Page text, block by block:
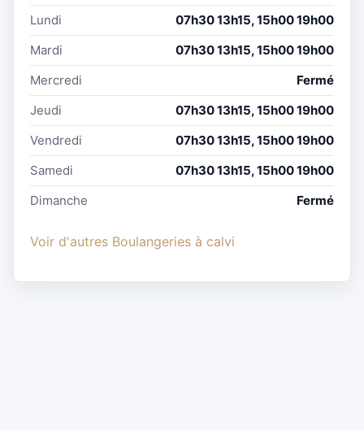
Lundi
07h30 13h15, 15h00 19h00
Mardi
07h30 13h15, 15h00 19h00
Mercredi
Fermé
Jeudi
07h30 13h15, 15h00 19h00
Vendredi
07h30 13h15, 15h00 19h00
Samedi
07h30 13h15, 15h00 19h00
Dimanche
Fermé
Voir d'autres Boulangeries à calvi